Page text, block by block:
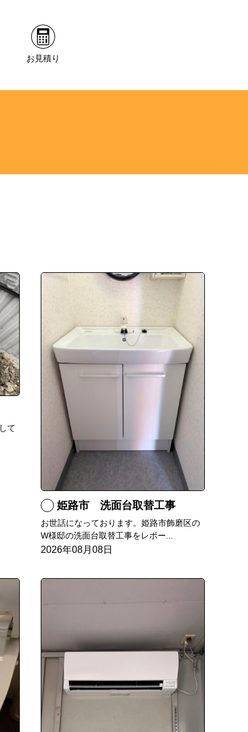
お見積り
て
姫路市 洗面台取替工事
お世話になっております。姫路市飾磨区の
W様邸の洗面台取替工事をレポー...
2026年08月08日